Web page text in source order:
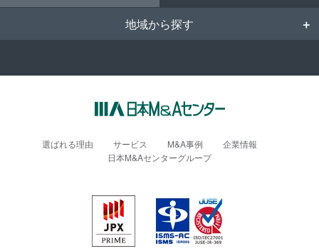
地域から探す
選ばれる理由 サービス M&A事例
企業情報
日本M&Aセンターグループ